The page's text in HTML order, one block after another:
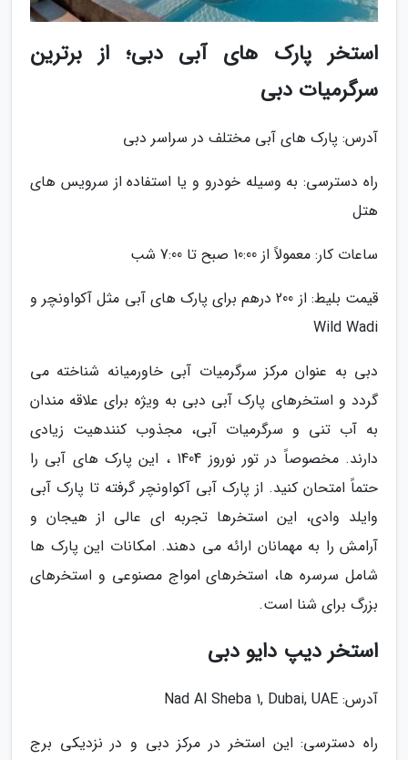
استخر پارک های آبی دبی؛ از برترین
سرگرمیات دبی
آدرس: پارک های آبی مختلف در سراسر دبی
راه دسترسی: به وسیله خودرو و یا استفاده از سرویس های
هتل
ساعات کار: معمولاً از 10:00 صبح تا 7:00 شب
قیمت بلیط: از 200 درهم برای پارک های آبی مثل آکواونچر و
Wild Wadi
دبی به عنوان مرکز سرگرمیات آبی خاورمیانه شناخته می
گردد و استخرهای پارک آبی دبی به ویژه برای علاقه مندان
به آب تنی و سرگرمیات آبی، مجذوب کنندهیت زیادی
دارند. مخصوصاً در تور نوروز 1404 ، این پارک های آبی را
حتماً امتحان کنید. از پارک آبی آکواونچر گرفته تا پارک آبی
وایلد وادی، این استخرها تجربه ای عالی از هیجان و
آرامش را به مهمانان ارائه می دهند. امکانات این پارک ها
شامل سرسره ها، استخرهای امواج مصنوعی و استخرهای
بزرگ برای شنا است.
استخر دیپ دایو دبی
آدرس: Nad Al Sheba 1, Dubai, UAE
راه دسترسی: این استخر در مرکز دبی و در نزدیکی برج